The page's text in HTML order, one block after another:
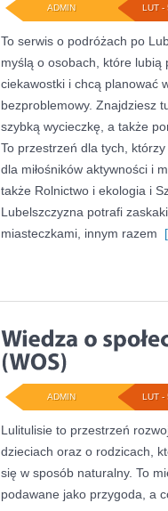
LUT -
ADMIN
To serwis o podróżach po
myślą o osobach, które lubią
ciekawostki i chcą planować
bezproblemowy. Znajdziesz
szybką wycieczkę, a także
To przestrzeń dla tych,
dla miłośników aktywności i
także Rolnictwo i ekologia i
Lubelszczyzna potrafi
miasteczkami, innym razem
LUT -
ADMIN
Lulitulisie to przestrzeń
dzieciach oraz o rodzicach,
się w sposób naturalny. To
podawane jako przygoda, a